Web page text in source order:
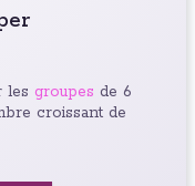
les groupes de 6
croissant de